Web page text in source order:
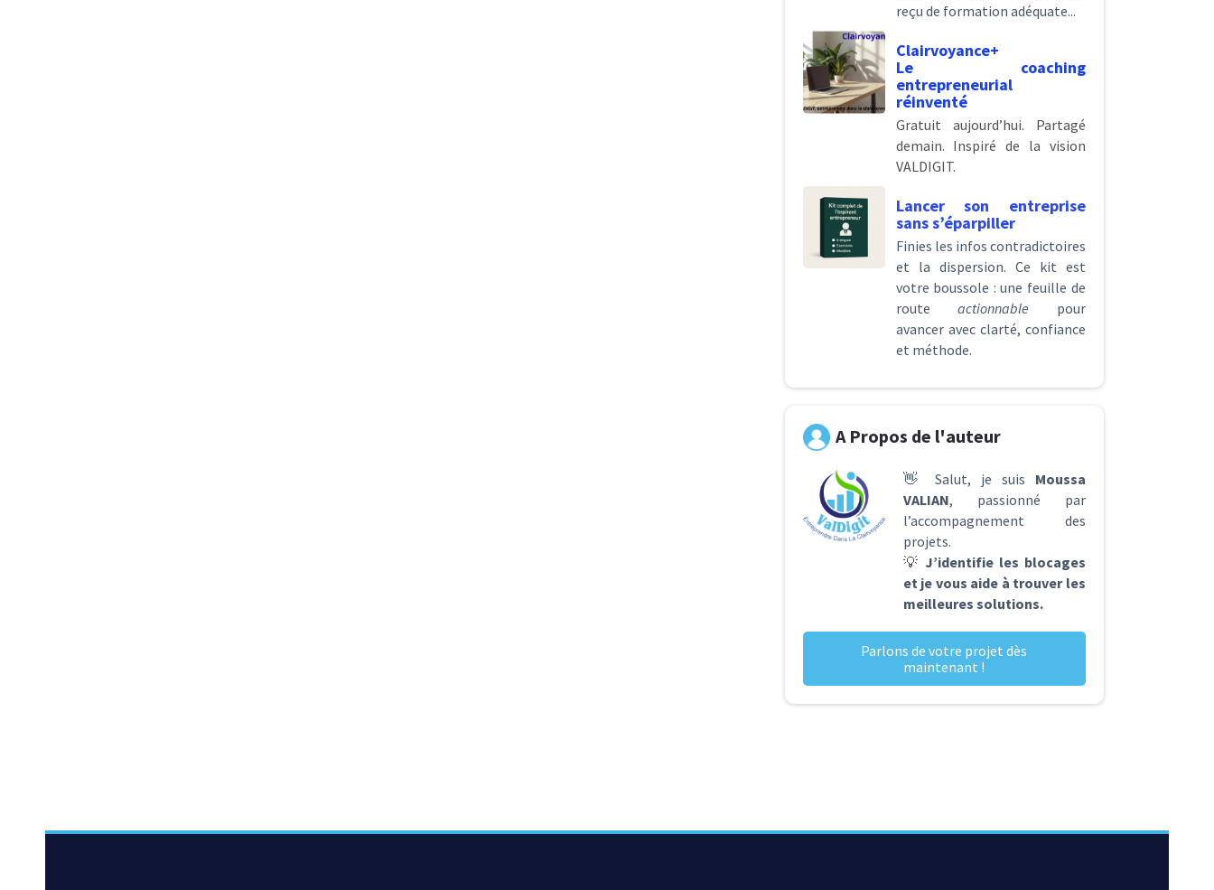
reçu de formation adéquate...
Clairvoyance+
Le coaching
entrepreneurial
réinventé
Gratuit aujourd’hui. Partagé
demain. Inspiré de la vision
VALDIGIT.
Lancer son entreprise
sans s’éparpiller
Finies les infos contradictoires
et la dispersion. Ce kit est
votre boussole : une feuille de
routeactionnable pour
avancer avec clarté, confiance
et méthode.
A Propos de l'auteur
👋 Salut, je suis Moussa
VALIAN, passionné par
l’accompagnement des
projets.
💡 J’identifie les blocages
et je vous aide à trouver les
meilleures solutions.
Parlons de votre projet dès
maintenant !